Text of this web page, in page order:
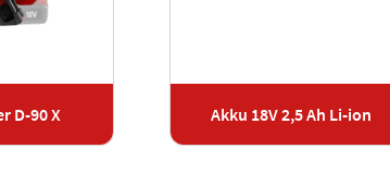
D-90 X Akku 18V 2,5 Ah Li-ion